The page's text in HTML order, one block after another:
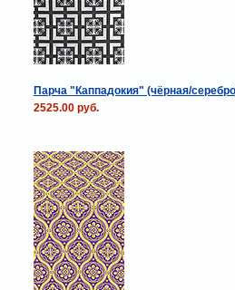
Парча "Каппадокия" (чёрная/
2525.00 руб.